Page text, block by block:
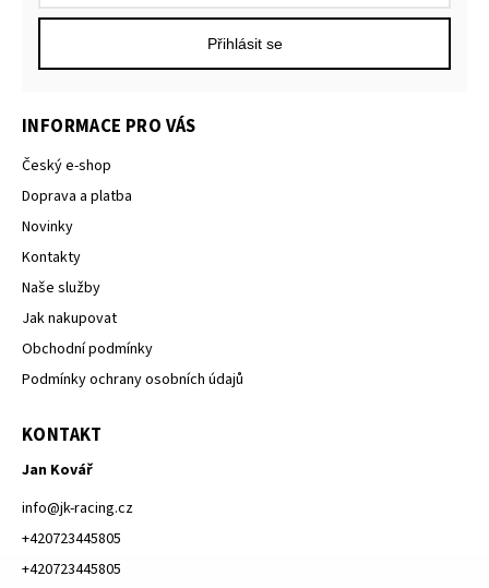
INFORMACE PRO VÁS
Český e-shop
Doprava a platba
Novinky
Kontakty
Naše služby
Jak nakupovat
Obchodní podmínky
Podmínky ochrany osobních údajů
KONTAKT
Jan Kovář
info@jk-racing.cz
+420723445805
+420723445805
Přihlásit se